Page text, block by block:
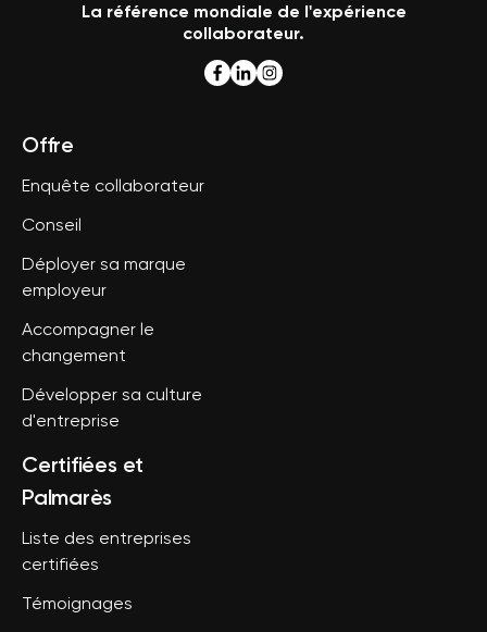
La référence mondiale de l'expérience
collaborateur.
Offre
Enquête collaborateur
Conseil
Déployer sa marque
employeur
Accompagner le
changement
Développer sa culture
d'entreprise
Certifiées et
Palmarès
Liste des entreprises
certifiées
Témoignages